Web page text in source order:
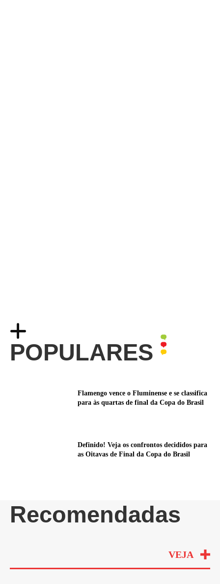
POPULARES
Flamengo vence o Fluminense e se classifica
para às quartas de final da Copa do Brasil
Definido! Veja os confrontos decididos para
as Oitavas de Final da Copa do Brasil
Recomendadas
VEJA